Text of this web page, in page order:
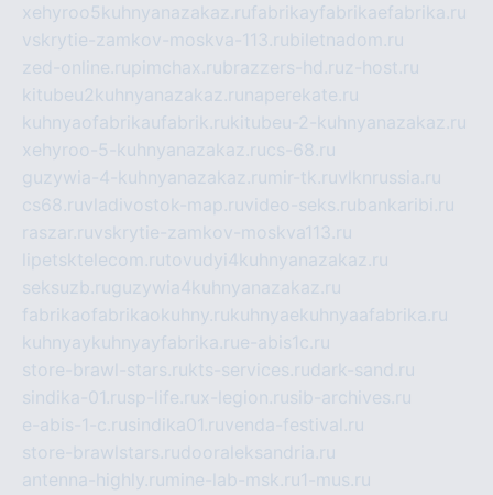
xehyroo5kuhnyanazakaz.rufabrikayfabrikaefabrika.ru
vskrytie-zamkov-moskva-113.rubiletnadom.ru
zed-online.rupimchax.rubrazzers-hd.ruz-host.ru
kitubeu2kuhnyanazakaz.ru naperekate.ru
kuhnyaofabrikaufabrik.rukitubeu-2-kuhnyanazakaz.ru
xehyroo-5-kuhnyanazakaz.rucs-68.ru
guzywia-4-kuhnyanazakaz.ru mir-tk.ruvlknrussia.ru
cs68.ruvladivostok-map.ruvideo-seks.rubankaribi.ru
raszar.ruvskrytie-zamkov-moskva113.ru
lipetsktelecom.rutovudyi4kuhnyanazakaz.ru
seksuzb.ruguzywia4kuhnyanazakaz.ru
fabrikaofabrikaokuhny.rukuhnyaekuhnyaafabrika.ru
kuhnyaykuhnyayfabrika.rue-abis1c.ru
store-brawl-stars.rukts-services.rudark-sand.ru
sindika-01.rusp-life.rux-legion.rusib-archives.ru
e-abis-1-c.rusindika01.ruvenda-festival.ru
store-brawlstars.rudooraleksandria.ru
antenna-highly.ru mine-lab-msk.ru1-mus.ru